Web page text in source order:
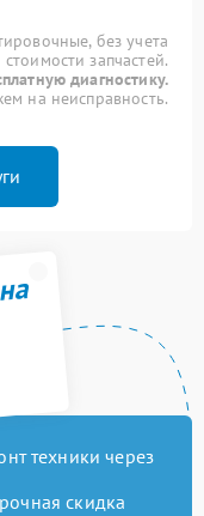
без учета
стоимости запчастей.
диагностику.
на неисправность.
техники через
скидка